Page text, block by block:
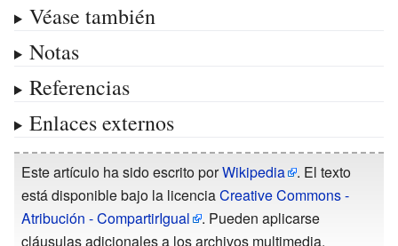
Véase también
Notas
Referencias
Enlaces externos
Este artículo ha sido escrito porWikipedia
. El texto
está disponible bajo la licenciaCreative Commons -
Atribución - CompartirIgual
. Pueden aplicarse
cláusulas adicionales a los archivos multimedia.